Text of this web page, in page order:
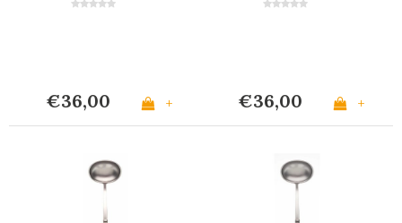
€36,00 + €36,00 +